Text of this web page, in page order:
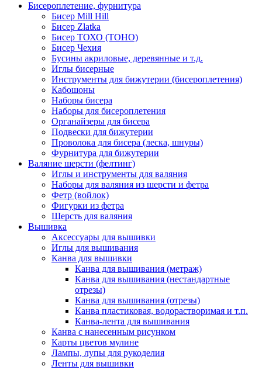
Бисероплетение, фурнитура
Бисер Mill Hill
Бисер Zlatka
Бисер ТОХО (TOHO)
Бисер Чехия
Бусины акриловые, деревянные и т.д.
Иглы бисерные
Инструменты для бижутерии (бисероплетения)
Кабошоны
Наборы бисера
Наборы для бисероплетения
Органайзеры для бисера
Подвески для бижутерии
Проволока для бисера (леска, шнуры)
Фурнитура для бижутерии
Валяние шерсти (фелтинг)
Иглы и инструменты для валяния
Наборы для валяния из шерсти и фетра
Фетр (войлок)
Фигурки из фетра
Шерсть для валяния
Вышивка
Аксессуары для вышивки
Иглы для вышивания
Канва для вышивки
Канва для вышивания (метраж)
Канва для вышивания (нестандартные
отрезы)
Канва для вышивания (отрезы)
Канва пластиковая, водорастворимая и т.п.
Канва-лента для вышивания
Канва с нанесенным рисунком
Карты цветов мулине
Лампы, лупы для рукоделия
Ленты для вышивки